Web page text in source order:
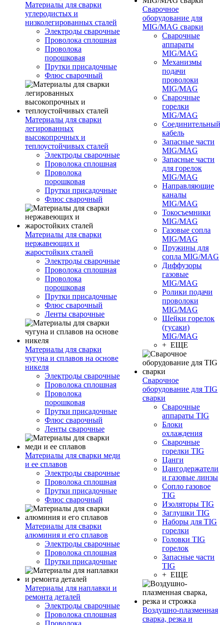
Материалы для сварки
углеродистых и
низколегированных сталей
Электроды сварочные
Проволока сплошная
Проволока
порошковая
Прутки присадочные
Флюс сварочный
Материалы для сварки
легированных
высокопрочных и
теплоустойчивых сталей
Электроды сварочные
Проволока сплошная
Проволока
порошковая
Прутки присадочные
Флюс сварочный
Материалы для сварки
нержавеющих и
жаростойких сталей
Электроды сварочные
Проволока сплошная
Проволока
порошковая
Прутки присадочные
Флюс сварочный
Ленты сварочные
Материалы для сварки
чугуна и сплавов на основе
никеля
Электроды сварочные
Проволока сплошная
Проволока
порошковая
Прутки присадочные
Флюс сварочный
Ленты сварочные
Материалы для сварки меди
и ее сплавов
Электроды сварочные
Проволока сплошная
Прутки присадочные
Флюс сварочный
Материалы для сварки
алюминия и его сплавов
Электроды сварочные
Проволока сплошная
Прутки присадочные
Материалы для наплавки и
ремонта деталей
Электроды сварочные
Проволока сплошная
Проволока
Сварочное
оборудование для
MIG/MAG сварки
Сварочные
аппараты
MIG/MAG
Механизмы
подачи
проволоки
MIG/MAG
Сварочные
горелки
MIG/MAG
Соединительный
кабель
Запасные части
MIG/MAG
Запасные части
для горелок
MIG/MAG
Направляющие
каналы
MIG/MAG
Токосъемники
MIG/MAG
Газовые сопла
MIG/MAG
Пружины для
сопла MIG/MAG
Диффузоры
газовые
MIG/MAG
Ролики подачи
проволоки
MIG/MAG
Шейки горелок
(гусаки)
MIG/MAG
+ ЕЩЕ
Сварочное
оборудование для TIG
сварки
Сварочные
аппараты TIG
Блоки
охлаждения
Сварочные
горелки TIG
Цанги
Цангодержатели
и газовые линзы
Сопло газовое
TIG
Изоляторы TIG
Заглушки TIG
Наборы для TIG
горелки
Головки TIG
горелок
Запасные части
TIG
+ ЕЩЕ
Воздушно-плазменная
сварка, резка и